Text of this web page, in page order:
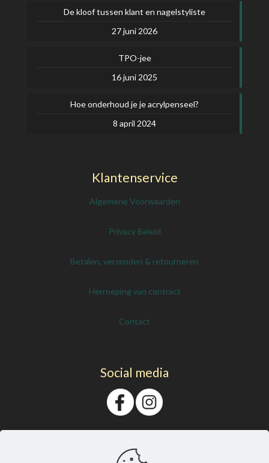
De kloof tussen klant en nagelstyliste
27 juni 2026
TPO-jee
16 juni 2025
Hoe onderhoud je je acrylpenseel?
8 april 2024
Klantenservice
Algemene Voorwaarden
Privacy Beleid
Betalen, verzenden & retourneren
Herroeping van contract
Contact
Social media